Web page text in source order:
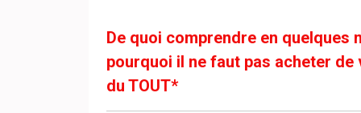
De quoi comprendre en quelques
pourquoi il ne faut pas acheter de
du TOUT*